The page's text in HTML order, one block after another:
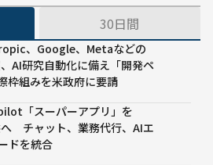
30日間
、Google、Metaなどの
AI研究自動化に備え「開発ペ
枠組みを米政府に要請
「スーパーアプリ」を
チャット、業務代行、AIエ
ドを統合